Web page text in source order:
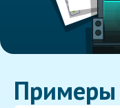
Примеры